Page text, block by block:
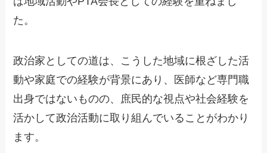
た。
政治家としての道は、こうした地域に根ざした活
動や家庭での経験が背景にあり、医師など専門職
出身ではないものの、庶民的な視点や社会経験を
活かして政治活動に取り組んでいることがわかり
ます。